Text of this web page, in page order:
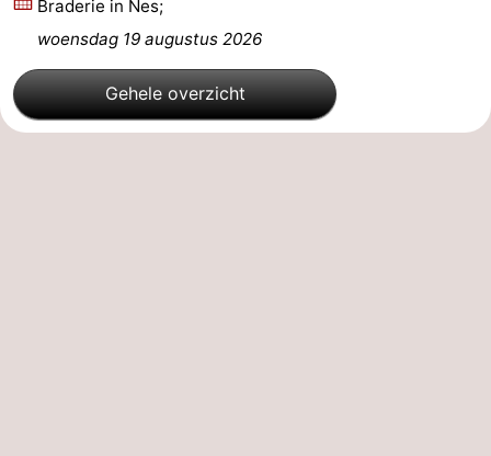
Braderie in Nes;
woensdag 19 augustus 2026
Gehele overzicht